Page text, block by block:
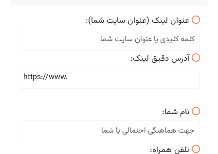
عنوان لینک (عنوان سایت شما):
آدرس دقیق لینک:
نام شما:
تلفن همراه: